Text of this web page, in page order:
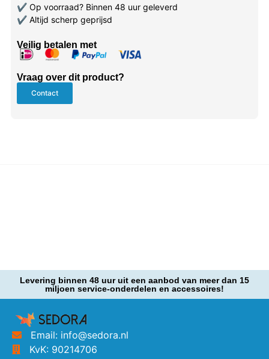
✔Op voorraad? Binnen 48 uur geleverd
✔Altijd scherp geprijsd
Veilig betalen met
Vraag over dit product?
Contact
Levering binnen 48 uur uit een aanbod van meer dan 15
miljoen service-onderdelen en accessoires!
Email: info@sedora.nl
KvK: 90214706